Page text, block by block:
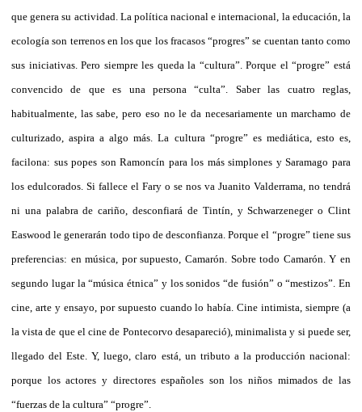
que genera su actividad. La política nacional e internacional, la educación, la
ecología son terrenos en los que los fracasos “progres” se cuentan tanto como
sus iniciativas. Pero siempre les queda la “cultura”. Porque el “progre” está
convencido de que es una persona “culta”. Saber las cuatro reglas,
habitualmente, las sabe, pero eso no le da necesariamente un marchamo de
culturizado, aspira a algo más. La cultura “progre” es mediática, esto es,
facilona: sus popes son Ramoncín para los más simplones y Saramago para
los edulcorados. Si fallece el Fary o se nos va Juanito Valderrama, no tendrá
ni una palabra de cariño, desconfiará de Tintín, y Schwarzeneger o Clint
Easwood le generarán todo tipo de desconfianza. Porque el “progre” tiene sus
preferencias: en música, por supuesto, Camarón. Sobre todo Camarón. Y en
segundo lugar la “música étnica” y los sonidos “de fusión” o “mestizos”. En
cine, arte y ensayo, por supuesto cuando lo había. Cine intimista, siempre (a
la vista de que el cine de Pontecorvo desapareció), minimalista y si puede ser,
llegado del Este. Y, luego, claro está, un tributo a la producción nacional:
porque los actores y directores españoles son los niños mimados de las
“fuerzas de la cultura” “progre”.